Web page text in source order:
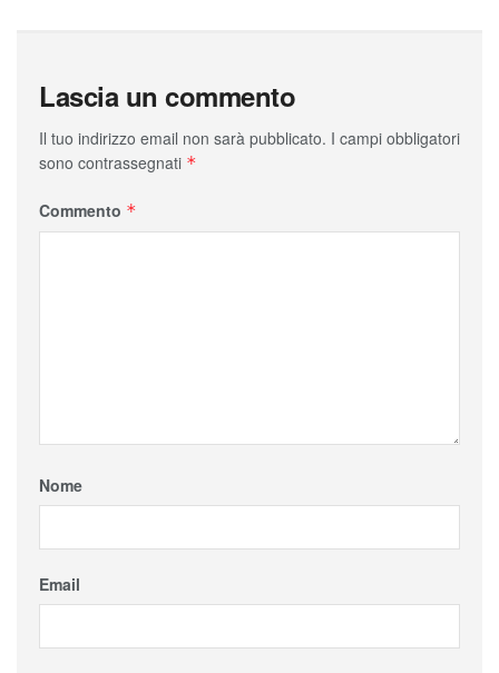
Lascia un commento
Il tuo indirizzo email non sarà pubblicato. I campi obbligatori
sono contrassegnati *
Commento *
Nome
Email